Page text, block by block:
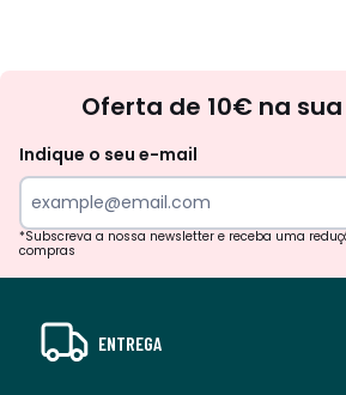
Oferta de 10€ na
Indique o seu e-mail
*Subscreva a nossa newsletter e receba uma
compras
ENTREGA